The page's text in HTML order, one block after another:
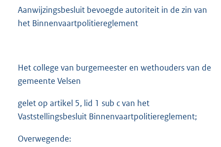
Aanwijzingsbesluit bevoegde autoriteit in de zin van
het Binnenvaartpolitiereglement
Het college van burgemeester en wethouders van de
gemeente Velsen
gelet op artikel 5, lid 1 sub c van het
Vaststellingsbesluit Binnenvaartpolitiereglement;
Overwegende: